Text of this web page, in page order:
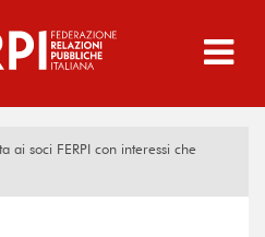
ai soci FERPI con interessi che